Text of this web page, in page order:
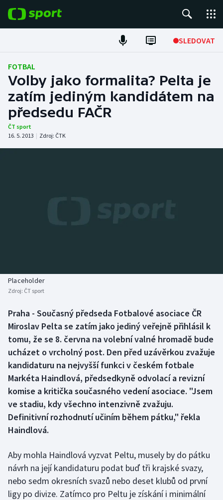
SLEDOVAT
Fotbal
Hokej
Tenis
Atletika
Biatlon
Box
Curling
Dostihy
Florbal
Futsal
Gymnastika
Házená
Aplikace ČT sport
FOTBAL
Volby jako formalita? Pelta je
zatím jediným kandidátem na
předsedu FAČR
ČT sport
16. 5. 2013 | Zdroj: ČTK
Placeholder
Zdroj: ČT sport
Praha - Současný předseda Fotbalové asociace ČR
Miroslav Pelta se zatím jako jediný veřejně přihlásil k
tomu, že se 8. června na volební valné hromadě bude
ucházet o vrcholný post. Den před uzávěrkou zvažuje
kandidaturu na nejvyšší funkci v českém fotbale
Markéta Haindlová, předsedkyně odvolací a revizní
komise a kritička současného vedení asociace. "Jsem
ve stadiu, kdy všechno intenzivně zvažuju.
Definitivní rozhodnutí učiním během pátku," řekla
Haindlová.
Aby mohla Haindlová vyzvat Peltu, musely by do pátku
návrh na její kandidaturu podat buď tři krajské svazy,
nebo sedm okresních svazů nebo deset klubů od první
ligy po divize. Zatímco pro Peltu je získání i minimální